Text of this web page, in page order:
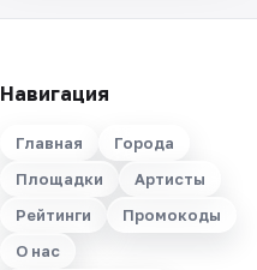
Навигация
Главная
Города
Площадки
Артисты
Рейтинги
Промокоды
О нас